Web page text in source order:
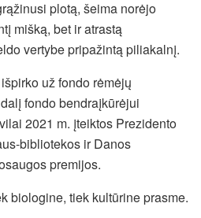
plotą, šeima norėjo
mišką, bet ir atrastą
vertybe pripažintą piliakalnį.
už fondo rėmėjų
fondo bendraįkūrėjui
2021 m. įteiktos Prezidento
bibliotekos ir Danos
premijos.
biologine, tiek kultūrine prasme.